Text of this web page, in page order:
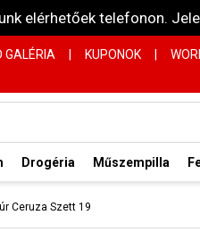
elérhetőek telefonon.
GALÉRIA KUPONOK
Drogéria Műszempilla
Ceruza Szett 19